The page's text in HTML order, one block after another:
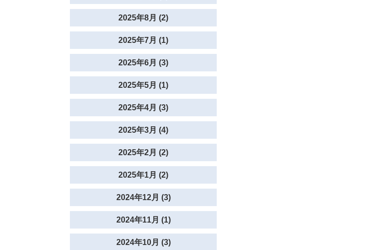
2025年8月 (2)
2025年7月 (1)
2025年6月 (3)
2025年5月 (1)
2025年4月 (3)
2025年3月 (4)
2025年2月 (2)
2025年1月 (2)
2024年12月 (3)
2024年11月 (1)
2024年10月 (3)